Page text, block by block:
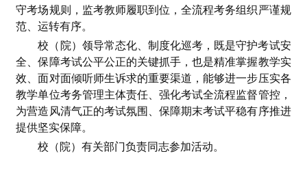
守考场规则，监考教师履职到位，全流程考务组织严谨规
范、运转有序。
校（院）领导常态化、制度化巡考，既是守护考试安
全、保障考试公平公正的关键抓手，也是精准掌握教学实
效、面对面倾听师生诉求的重要渠道，能够进一步压实各
教学单位考务管理主体责任、强化考试全流程监督管控，
为营造风清气正的考试氛围、保障期末考试平稳有序推进
提供坚实保障。
校（院）有关部门负责同志参加活动。